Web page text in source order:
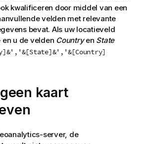
kwalificeren door middel van een
velden met relevante
bevat. Als uw locatieveld
u de velden Countryen State
kaart
server, de